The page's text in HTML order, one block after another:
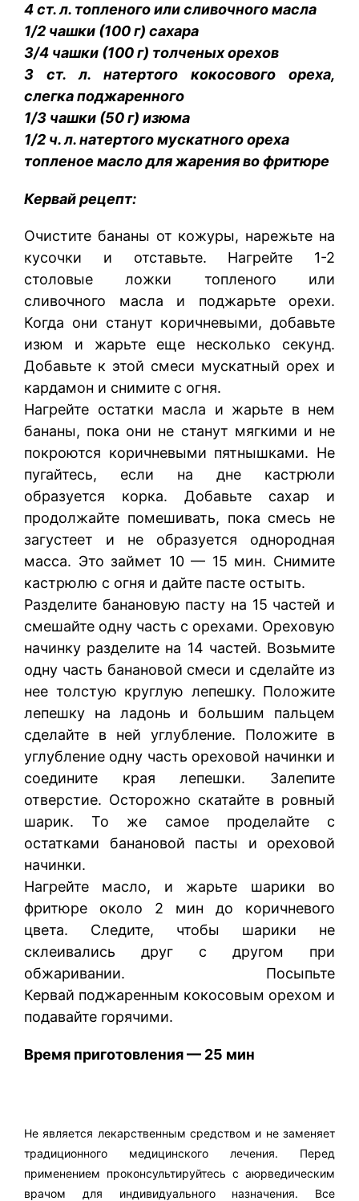
4 ст. л. топленого или сливочного масла
1/2 чашки (100 г) сахара
3/4 чашки (100 г) толченых орехов
3 ст. л. натертого кокосового ореха,
слегка поджаренного
1/3 чашки (50 г) изюма
1/2 ч. л. натертого мускатного ореха
топленое масло для жарения во фритюре
Кервай рецепт:
Очистите бананы от кожуры, нарежьте на
кусочки и отставьте. Нагрейте 1-2
столовые ложки топленого или
сливочного масла и поджарьте орехи.
Когда они станут коричневыми, добавьте
изюм и жарьте еще несколько секунд.
Добавьте к этой смеси мускатный орех и
кардамон и снимите с огня.
Нагрейте остатки масла и жарьте в нем
бананы, пока они не станут мягкими и не
покроются коричневыми пятнышками. Не
пугайтесь, если на дне кастрюли
образуется корка. Добавьте сахар и
продолжайте помешивать, пока смесь не
загустеет и не образуется однородная
масса. Это займет 10 — 15 мин. Снимите
кастрюлю с огня и дайте пасте остыть.
Разделите банановую пасту на 15 частей и
смешайте одну часть с орехами. Ореховую
начинку разделите на 14 частей. Возьмите
одну часть банановой смеси и сделайте из
нее толстую круглую лепешку. Положите
лепешку на ладонь и большим пальцем
сделайте в ней углубление. Положите в
углубление одну часть ореховой начинки и
соедините края лепешки. Залепите
отверстие. Осторожно скатайте в ровный
шарик. То же самое проделайте с
остатками банановой пасты и ореховой
начинки.
Нагрейте масло, и жарьте шарики во
фритюре около 2 мин до коричневого
цвета. Следите, чтобы шарики не
склеивались друг с другом при
обжаривании. Посыпьте
Кервай поджаренным кокосовым орехом и
подавайте горячими.
Время приготовления — 25 мин
Не является лекарственным средством и не заменяет
традиционного медицинского лечения. Перед
применением проконсультируйтесь с аюрведическим
врачом для индивидуального назначения. Все